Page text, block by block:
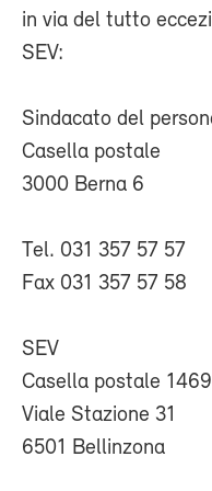
in via del tutto
SEV:
Sindacato del
Casella postale
3000 Berna 6
Tel. 031 357 57 57
Fax 031 357 57 58
SEV
Casella postale 1469
Viale Stazione 31
6501 Bellinzona